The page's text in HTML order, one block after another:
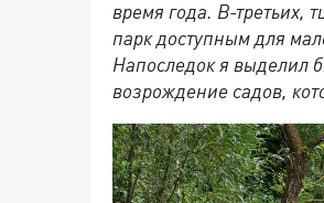
время года. В-третьих,
парк доступным для
Напоследок я выделил
возрождение садов,